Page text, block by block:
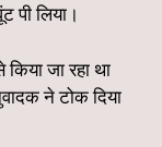
लिया।
जा रहा था
ने टोक दिया